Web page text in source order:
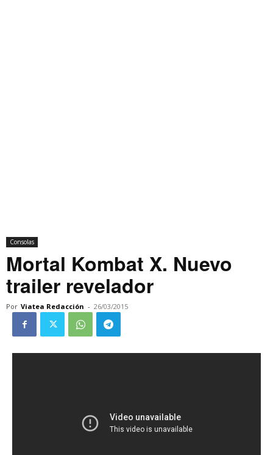
Consolas
Mortal Kombat X. Nuevo
trailer revelador
Por Viatea Redacción - 26/03/2015